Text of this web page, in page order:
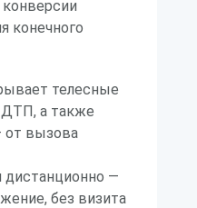
конечного
телесные
ДТП, а также
от вызова
дистанционно —
без визита